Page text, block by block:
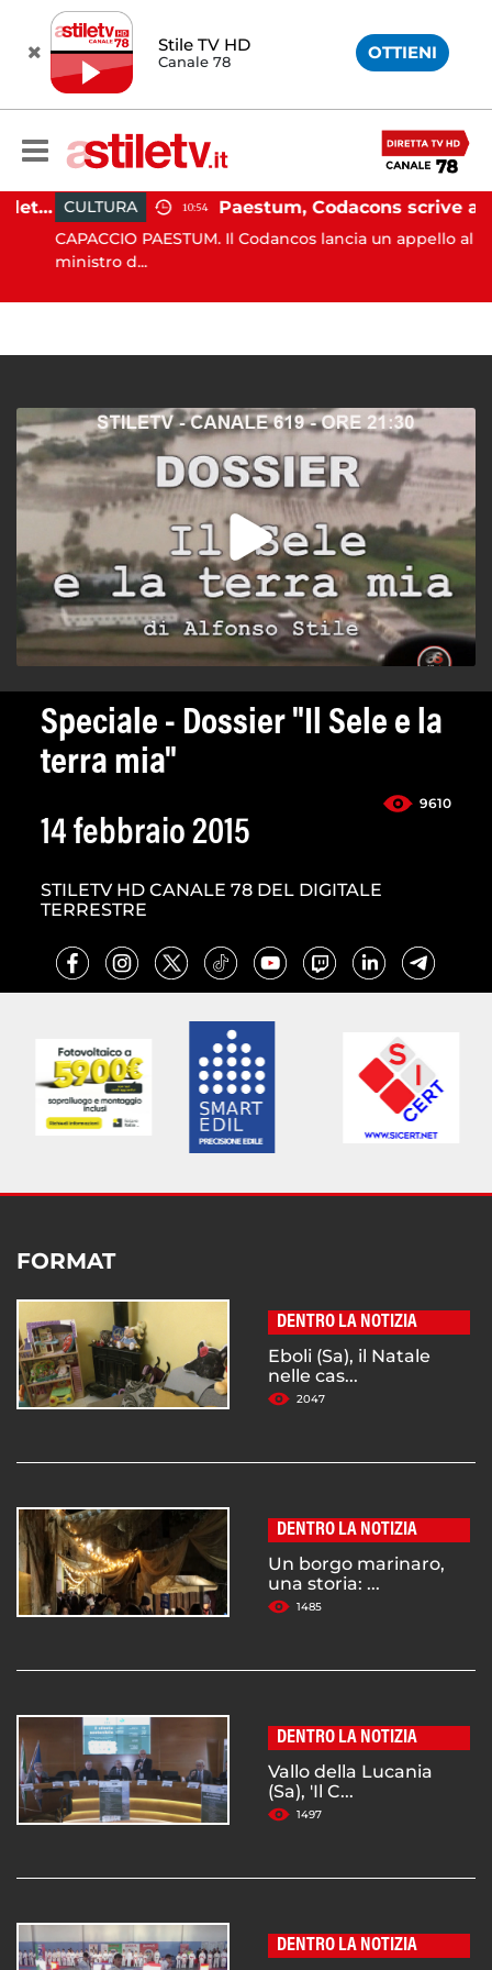
Stile TV HD
Canale 78 OTTIENI
Martina Carbonaro, braccialetto elettronico per i genitori della 14enne uccisa dall'ex CULTURA 10:54 Paestum, Codacons scrive al ministro Giuli: "Rilanciare scavi dell'Anfiteatro nell'area archeologica"
CAPACCIO PAESTUM. Il Codancos lancia un appello al
ministro d...
Speciale - Dossier "Il Sele e la
terra mia"
9610
14 febbraio 2015
STILETV HD CANALE 78 DEL DIGITALE
TERRESTRE
FORMAT
DENTRO LA NOTIZIA
Eboli (Sa), il Natale
nelle cas...
2047
DENTRO LA NOTIZIA
Un borgo marinaro,
una storia: ...
1485
DENTRO LA NOTIZIA
Vallo della Lucania
(Sa), 'Il C...
1497
DENTRO LA NOTIZIA